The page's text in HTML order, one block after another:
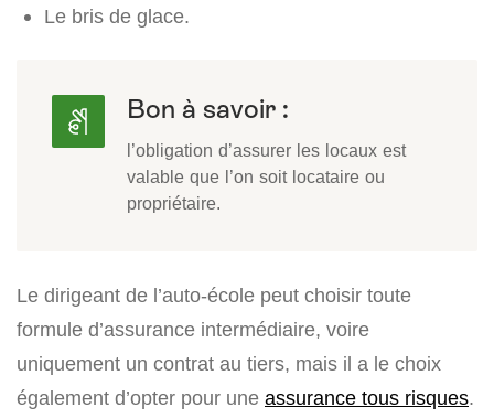
Le bris de glace.
Bon à savoir :
l’obligation d’assurer les locaux est
valable que l’on soit locataire ou
propriétaire.
Le dirigeant de l’auto-école peut choisir toute
formule d’assurance intermédiaire, voire
uniquement un contrat au tiers, mais il a le choix
également d’opter pour une assurance tous risques.